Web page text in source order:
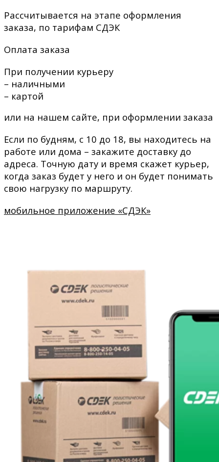
Рассчитывается на этапе оформления
заказа, по тарифам СДЭК
Оплата заказа
При получении курьеру
– наличными
– картой
или на нашем сайте, при оформлении заказа
Если по будням, с 10 до 18, вы находитесь на
работе или дома – закажите доставку до
адреса. Точную дату и время скажет курьер,
когда заказ будет у него и он будет понимать
свою нагрузку по маршруту.
мобильное приложение «СДЭК»